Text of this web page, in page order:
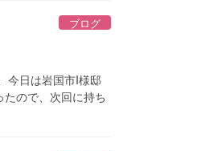
ブログ
今日は岩国市I様邸
ので、次回に持ち